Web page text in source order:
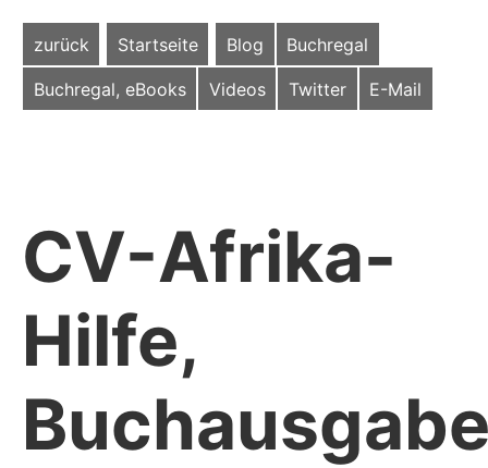
zurück Startseite Blog Buchregal
Buchregal, eBooks Videos Twitter E-Mail
CV-Afrika-
Hilfe,